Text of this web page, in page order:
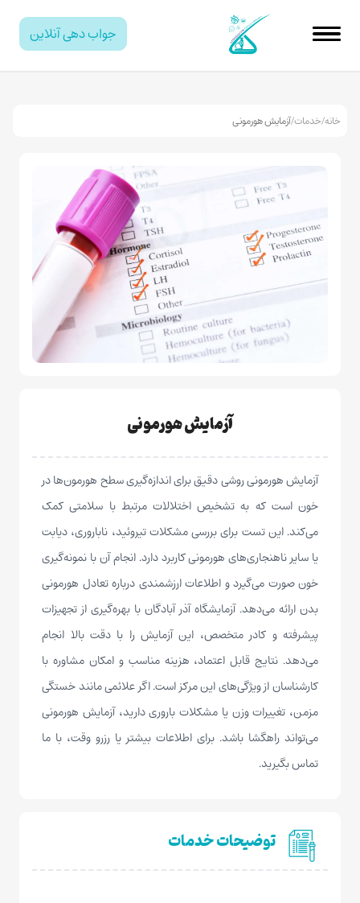
جواب دهی آنلاین
خانه/خدمات/آزمایش هورمونی
آزمایش هورمونی
آزمایش هورمونی روشی دقیق برای اندازه‌گیری سطح هورمون‌ها در
خون است که به تشخیص اختلالات مرتبط با سلامتی کمک
می‌کند. این تست برای بررسی مشکلات تیروئید، ناباروری، دیابت
یا سایر ناهنجاری‌های هورمونی کاربرد دارد. انجام آن با نمونه‌گیری
خون صورت می‌گیرد و اطلاعات ارزشمندی درباره تعادل هورمونی
بدن ارائه می‌دهد. آزمایشگاه آذر آبادگان با بهره‌گیری از تجهیزات
پیشرفته و کادر متخصص، این آزمایش را با دقت بالا انجام
می‌دهد. نتایج قابل اعتماد، هزینه مناسب و امکان مشاوره با
کارشناسان از ویژگی‌های این مرکز است. اگر علائمی مانند خستگی
مزمن، تغییرات وزن یا مشکلات باروری دارید، آزمایش هورمونی
می‌تواند راهگشا باشد. برای اطلاعات بیشتر یا رزرو وقت، با ما
تماس بگیرید.
توضیحات خدمات